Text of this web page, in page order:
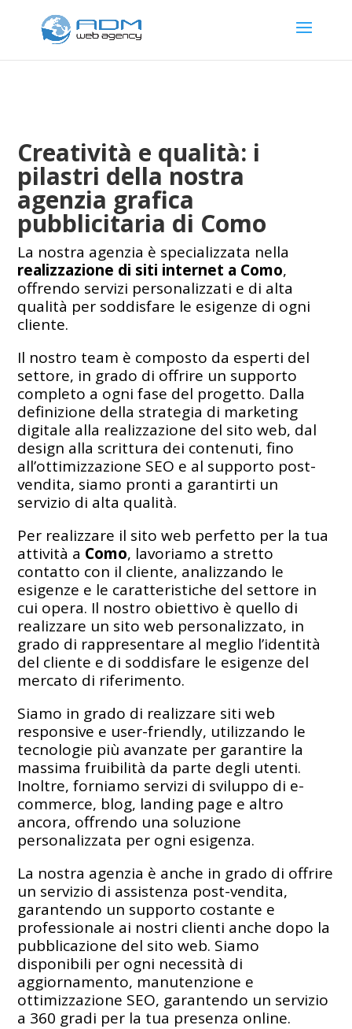
Creatività e qualità: i
pilastri della nostra
agenzia grafica
pubblicitaria di Como
La nostra agenzia è specializzata nella
realizzazione di siti internet a Como,
offrendo servizi personalizzati e di alta
qualità per soddisfare le esigenze di ogni
cliente.
Il nostro team è composto da esperti del
settore, in grado di offrire un supporto
completo a ogni fase del progetto. Dalla
definizione della strategia di marketing
digitale alla realizzazione del sito web, dal
design alla scrittura dei contenuti, fino
all’ottimizzazione SEO e al supporto post-
vendita, siamo pronti a garantirti un
servizio di alta qualità.
Per realizzare il sito web perfetto per la tua
attività a Como, lavoriamo a stretto
contatto con il cliente, analizzando le
esigenze e le caratteristiche del settore in
cui opera. Il nostro obiettivo è quello di
realizzare un sito web personalizzato, in
grado di rappresentare al meglio l’identità
del cliente e di soddisfare le esigenze del
mercato di riferimento.
Siamo in grado di realizzare siti web
responsive e user-friendly, utilizzando le
tecnologie più avanzate per garantire la
massima fruibilità da parte degli utenti.
Inoltre, forniamo servizi di sviluppo di e-
commerce, blog, landing page e altro
ancora, offrendo una soluzione
personalizzata per ogni esigenza.
La nostra agenzia è anche in grado di offrire
un servizio di assistenza post-vendita,
garantendo un supporto costante e
professionale ai nostri clienti anche dopo la
pubblicazione del sito web. Siamo
disponibili per ogni necessità di
aggiornamento, manutenzione e
ottimizzazione SEO, garantendo un servizio
a 360 gradi per la tua presenza online.